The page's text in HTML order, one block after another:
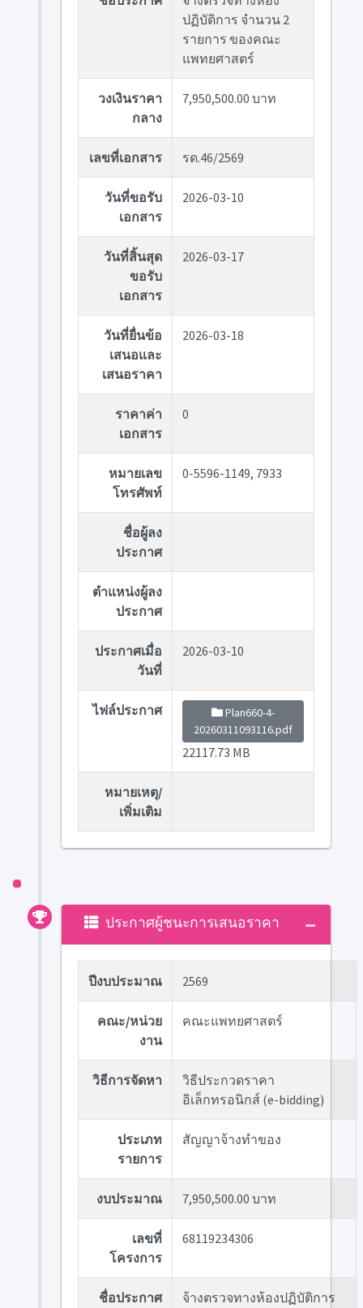
ปฏิบัติการ จำนวน 2
รายการ ของคณะ
แพทยศาสตร์
วงเงินราคา
กลาง
7,950,500.00 บาท
เลขที่เอกสาร รด.46/2569
วันที่ขอรับ
เอกสาร
2026-03-10
วันที่สิ้นสุด
ขอรับ
เอกสาร
2026-03-17
วันที่ยื่นข้อ
เสนอและ
เสนอราคา
2026-03-18
ราคาค่า
เอกสาร
0
หมายเลข
โทรศัพท์
0-5596-1149, 7933
ชื่อผู้ลง
ประกาศ
ตำแหน่งผู้ลง
ประกาศ
ประกาศเมื่อ
วันที่
2026-03-10
ไฟล์ประกาศ
Plan660-4-
20260311093116.pdf
22117.73 MB
หมายเหตุ/
เพิ่มเติม
ประกาศผู้ชนะการเสนอราคา
ปีงบประมาณ 2569
คณะ/หน่วย
งาน
คณะแพทยศาสตร์
วิธีการจัดหา
วิธีประกวดราคา
อิเล็กทรอนิกส์ (e-bidding)
ประเภท
รายการ
สัญญาจ้างทำของ
งบประมาณ 7,950,500.00 บาท
เลขที่
โครงการ
68119234306
ชื่อประกาศ
จ้างตรวจทางห้องปฏิบัติการ